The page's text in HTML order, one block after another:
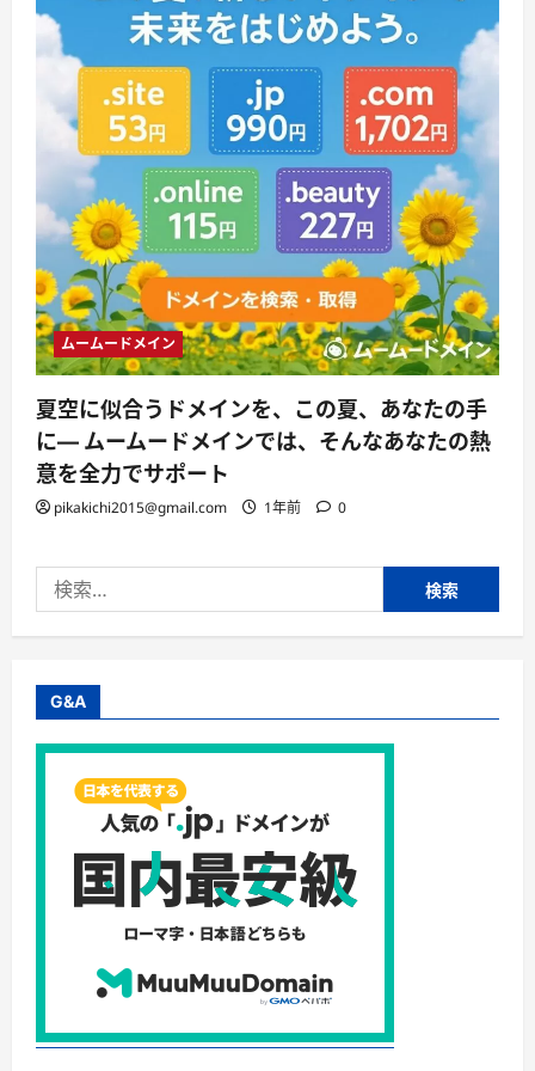
ムームードメイン
夏空に似合うドメインを、この夏、あなたの手
に— ムームードメインでは、そんなあなたの熱
意を全力でサポート
pikakichi2015@gmail.com 1年前 0
索:
G&A